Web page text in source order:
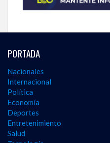
PORTADA
Nacionales
Internacional
Política
Economía
Deportes
Entretenimiento
Salud